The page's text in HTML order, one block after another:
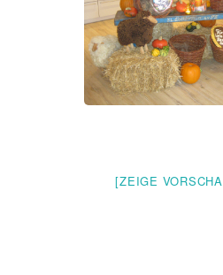
[ZEIGE